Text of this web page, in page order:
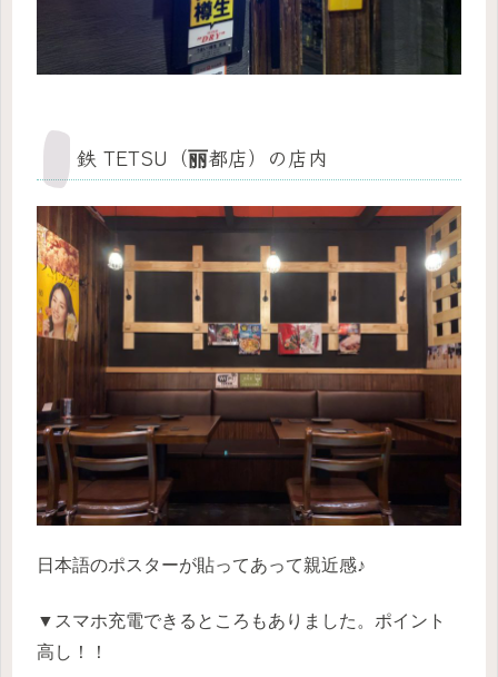
鉄 TETSU（丽都店）の店内
日本語のポスターが貼ってあって親近感♪
▼スマホ充電できるところもありました。ポイント
高し！！